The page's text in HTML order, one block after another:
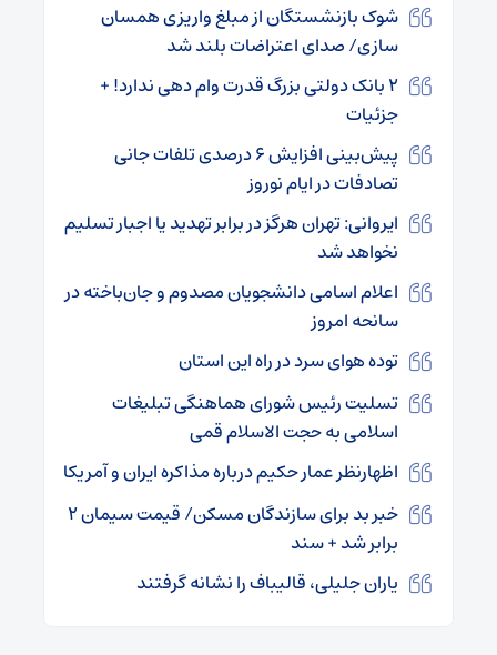
شوک بازنشستگان از مبلغ واریزی همسان
سازی/ صدای اعتراضات بلند شد
۲ بانک دولتی بزرگ قدرت وام دهی ندارد! +
جزئیات
پیش‌بینی افزایش ۶ درصدی تلفات جانی
تصادفات در ایام نوروز
ایروانی: تهران هرگز در برابر تهدید یا اجبار تسلیم
نخواهد شد
اعلام اسامی دانشجویان مصدوم و جان‌باخته در
سانحه امروز
توده هوای سرد در راه این استان
تسلیت رئیس شورای هماهنگی تبلیغات
اسلامی به حجت الاسلام قمی
اظهارنظر عمار حکیم درباره مذاکره ایران و آمریکا
خبر بد برای سازندگان مسکن/ قیمت سیمان ۲
برابر شد + سند
یاران جلیلی، قالیباف را نشانه گرفتند